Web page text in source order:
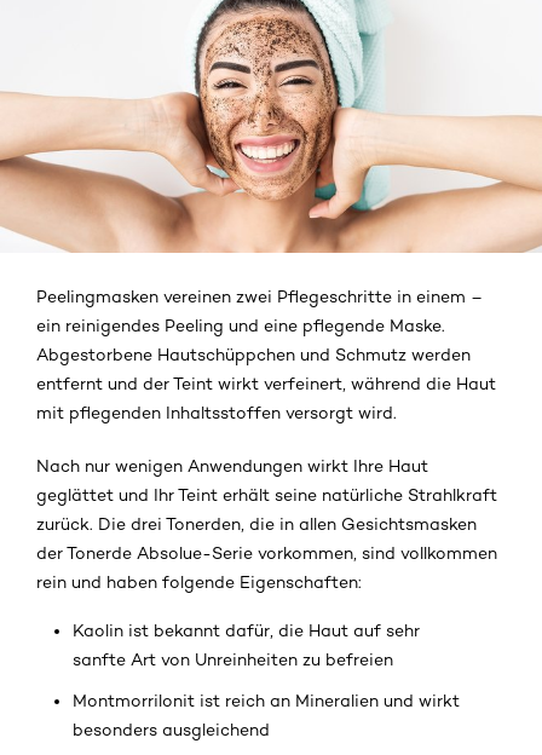
Peelingmasken vereinen zwei Pflegeschritte in einem –
ein reinigendes Peeling und eine pflegende Maske.
Abgestorbene Hautschüppchen und Schmutz werden
entfernt und der Teint wirkt verfeinert, während die Haut
mit pflegenden Inhaltsstoffen versorgt wird.
Nach nur wenigen Anwendungen wirkt Ihre Haut
geglättet und Ihr Teint erhält seine natürliche Strahlkraft
zurück. Die drei Tonerden, die in allen Gesichtsmasken
der Tonerde Absolue-Serie vorkommen, sind vollkommen
rein und haben folgende Eigenschaften:
Kaolin ist bekannt dafür, die Haut auf sehr
sanfte Art von Unreinheiten zu befreien
Montmorrilonit ist reich an Mineralien und wirkt
besonders ausgleichend